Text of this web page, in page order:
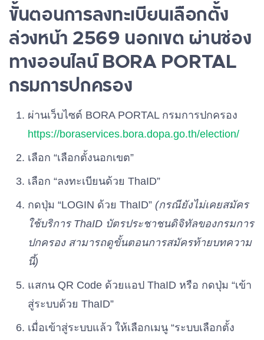
ขั้นตอนการลงทะเบียนเลือกตั้ง
ล่วงหน้า 2569 นอกเขต ผ่านช่อง
ทางออนไลน์ BORA PORTAL
กรมการปกครอง
ผ่านเว็บไซต์ BORA PORTAL กรมการปกครอง
https://boraservices.bora.dopa.go.th/election/
เลือก “เลือกตั้งนอกเขต”
เลือก “ลงทะเบียนด้วย ThaID”
กดปุ่ม “LOGIN ด้วย ThaID” (กรณียังไม่เคยสมัคร
ใช้บริการ ThaID บัตรประชาชนดิจิทัลของกรมการ
ปกครอง สามารถดูขั้นตอนการสมัครท้ายบทความ
นี้)
แสกน QR Code ด้วยแอป ThaID หรือ กดปุ่ม “เข้า
สู่ระบบด้วย ThaID”
เมื่อเข้าสู่ระบบแล้ว ให้เลือกเมนู “ระบบเลือกตั้ง